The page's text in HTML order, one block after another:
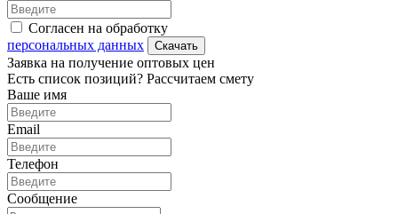
Согласен на обработку
персональных данных
Скачать
Заявка на получение оптовых цен
Есть список позиций? Рассчитаем смету
Ваше имя
Email
Телефон
Сообщение